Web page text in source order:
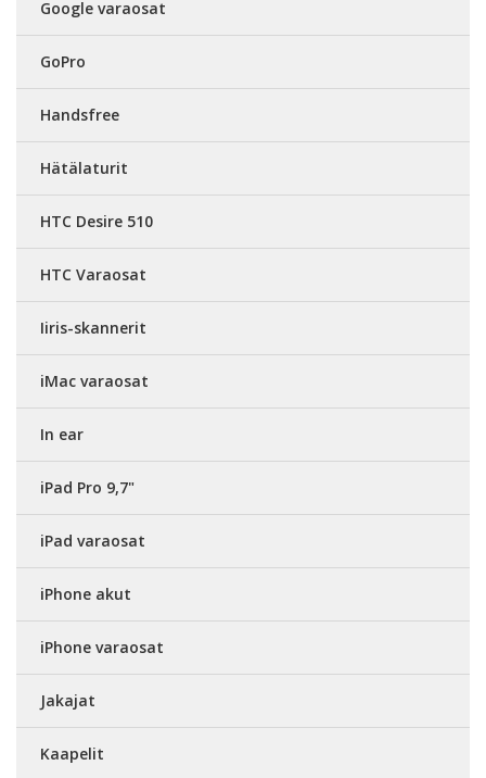
Google varaosat
GoPro
Handsfree
Hätälaturit
HTC Desire 510
HTC Varaosat
Iiris-skannerit
iMac varaosat
In ear
iPad Pro 9,7"
iPad varaosat
iPhone akut
iPhone varaosat
Jakajat
Kaapelit